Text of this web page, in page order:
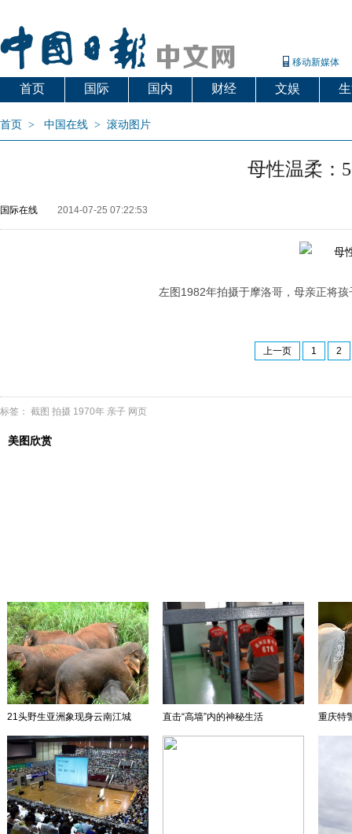
移动新媒体
首页 国际 国内 财经 文娱
首页 > 中国在线 > 滚动图片
母性温柔：
国际在线 2014-07-25 07:22:53
左图1982年拍摄于摩洛哥，母亲正将孩
上一页 1 2
标签： 截图 拍摄 1970年 亲子 网页
美图欣赏
21头野生亚洲象现身云南江城 直击“高墙”内的神秘生活 重庆特